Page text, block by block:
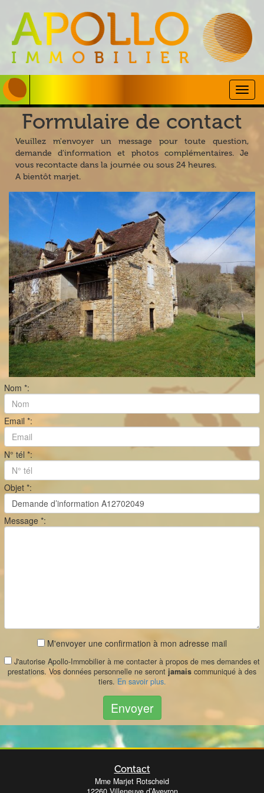
Formulaire de contact
Veuillez m'envoyer un message pour toute question,
demande d'information et photos complémentaires. Je
vous recontacte dans la journée ou sous 24 heures.
A bientôt marjet.
Nom *:
Email *:
N° tél *:
Objet *:
Message *:
M'envoyer une confirmation à mon adresse mail
J'autorise Apollo-Immobilier à me contacter à propos de mes demandes et
prestations. Vos données personnelle ne seront jamais communiqué à des
tiers. En savoir plus.
Envoyer
Contact
Mme Marjet Rotscheid